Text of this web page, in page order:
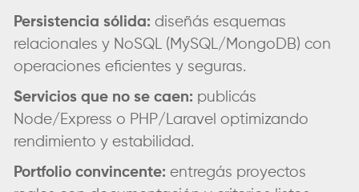
Persistencia sólida: diseñás esquemas
relacionales y NoSQL (MySQL/MongoDB) con
operaciones eficientes y seguras.
Servicios que no se caen: publicás
Node/Express o PHP/Laravel optimizando
rendimiento y estabilidad.
Portfolio convincente: entregás proyectos